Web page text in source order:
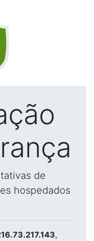
de
hospedados
,